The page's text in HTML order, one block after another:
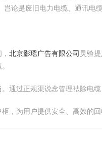
论是废旧电力电缆、通讯电
北京影瑶广告有限公司 灵验
通过正规渠说念管理袪除电
，为用户提供安全、高效的